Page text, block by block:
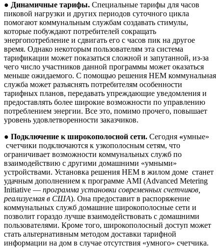
● Динамичные тарифы. Специальные тарифы для часов
пиковой нагрузки и других периодов суточного цикла
помогают коммунальным службам создавать стимулы,
которые побуждают потребителей сокращать
энергопотребление и сдвигать его с часов пик на другое
время. Однако некоторым пользователям эта система
тарификации может показаться сложной и запутанной, из-за
чего число участников данной программы может оказаться
меньше ожидаемого. С помощью решения HEM коммунальная
служба может разъяснять потребителям особенности
тарифных планов, передавать упреждающие уведомления и
предоставлять более широкие возможности по управлению
потреблением энергии. Все это, помимо прочего, повышает
уровень удовлетворенности заказчиков.
● Подключение к широкополосной сети. Сегодня «умные»
счетчики подключаются к узкополосным сетям, что
ограничивает возможности коммунальных служб по
взаимодействию с другими домашними «умными»
устройствами. Установка решения HEM в жилом доме станет
удачным дополнением к программе AMI (Advanced Metering
Initiative — программа установки современных счетчиков,
реализуемая в США). Она предоставит в распоряжение
коммунальных служб домашние широкополосные сети и
позволит гораздо лучше взаимодействовать с домашними
пользователями. Кроме того, широкополосный доступ может
стать альтернативным методом доставки тарифной
информации на дом в случае отсутствия «умного» счетчика.